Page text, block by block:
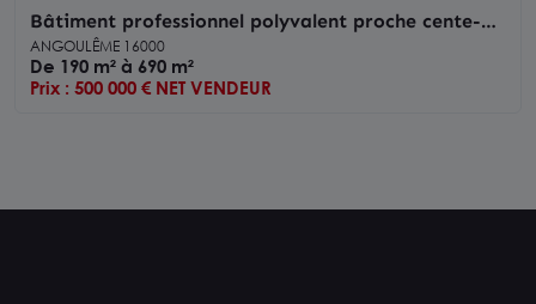
Bâtiment professionnel polyvalent proche cente-
ville ANGOULEME
ANGOULÊME 16000
De 190 m² à 690 m²
Prix : 500 000 € NET VENDEUR